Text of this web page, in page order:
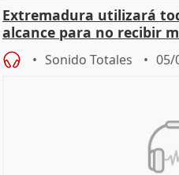
Extremadura utilizará
alcance para no recibir
Sonido Totales 05/